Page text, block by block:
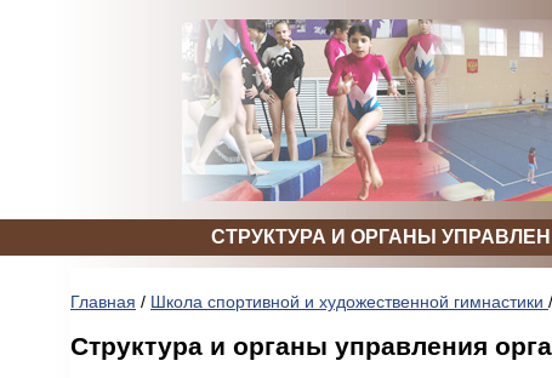
СТРУКТУРА И ОРГАНЫ
Главная / Школа спортивной и художественной гимнастики /
Структура и органы управления